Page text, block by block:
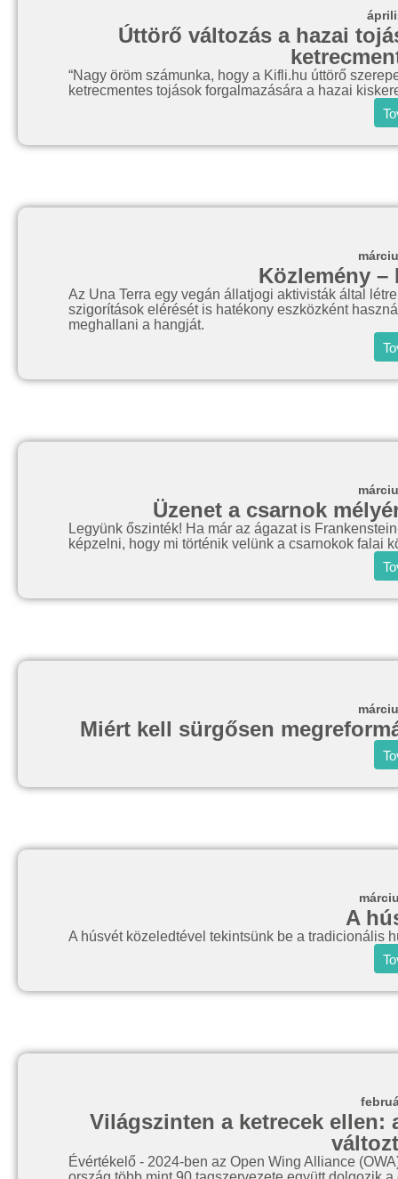
Úttörő változás a hazai
“Nagy öröm számunka, hogy a Kifli.hu úttörő
ketrecmentes tojások forgalmazására a hazai
Közlemény –
Az Una Terra egy vegán állatjogi aktivisták által
szigorítások elérését is hatékony eszközként
meghallani a hangját.
Üzenet a csarnok
Legyünk őszinték! Ha már az ágazat is
képzelni, hogy mi történik velünk a csarnokok falai
Miért kell sürgősen
A
A húsvét közeledtével tekintsünk be a tradicionális
Világszinten a ketrecek ellen:
Évértékelő - 2024-ben az Open Wing Alliance